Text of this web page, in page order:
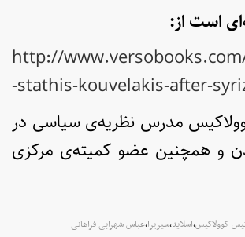
است از:
http://
-stathis-kouvelakis-after-
مدرس نظریه‌ی سیاسی در
و همچنین عضو کمیته‌ی مرکزی
کوولاکیس,اسلاید,سیریزا,عباس شهرابی فراهانی